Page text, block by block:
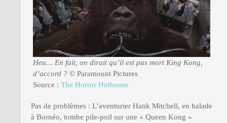
Heu… En fait, on dirait qu’il est pas mort King Kong,
d’accord ?© Paramount Pictures
Source : The Horror Hothouse
Pas de problèmes : L’aventurier Hank Mitchell, en balade
à Bornéo, tombe pile-poil sur une « Queen Kong »